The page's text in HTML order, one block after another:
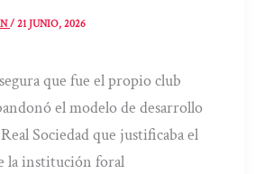
/21 JUNIO, 2026
que fue el propio club
el modelo de desarrollo
Sociedad que justificaba el
la institución foral